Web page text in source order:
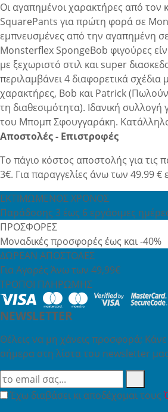
Οι αγαπημένοι χαρακτήρες από τον
SquarePants για πρώτη φορά σε
εμπνευσμένες από την αγαπημένη
Monsterflex SpongeBob φιγούρες
με ξεχωριστό στιλ και super
περιλαμβάνει 4 διαφορετικά
χαρακτήρες, Bob και Patrick
τη διαθεσιμότητα). Ιδανική συλλογή
του Μπομπ Σφουγγαράκη. Κατάλληλο
Αποστολές - Επιστροφές
Το πάγιο κόστος αποστολής για τις
3€. Για παραγγελίες άνω των 49.99 €
ΕΚΤΙΜΩΜΕΝΟΣ ΧΡΟΝΟΣ
Παράδοσης 3 έως 6 εργάσιμες
ΠΡΟΣΦΟΡΕΣ
Μοναδικές προσφορές έως και -40%
ΔΩΡΕΑΝ ΑΠΟΣΤΟΛΕΣ
Για Αγορές Άνω των 49,99€
ΤΡΟΠΟΙ ΠΛΗΡΩΜΗΣ
NEWSLETTER
Θέλεις να μη χάνεις προσφορά;
σήμερα στη λίστα του newsletter
Έχω διαβάσει κι αποδέχομαι τους